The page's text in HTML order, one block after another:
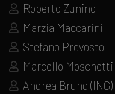
Roberto Zunino
Marzia Maccarini
Stefano Prevosto
Marcello Moschetti
Andrea Bruno (ING)